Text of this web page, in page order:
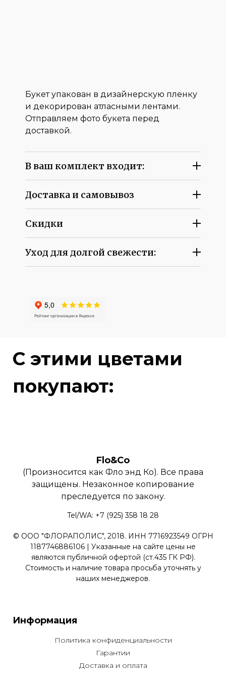
Букет упакован в дизайнерскую пленку
и декорирован атласными лентами.
Отправляем фото букета перед
доставкой.
В ваш комплект входит:
Доставка и самовывоз
Скидки
Уход для долгой свежести:
C этими цветами
покупают:
Flo&Co
(Произносится как Фло энд Ко). Все права
защищены. Незаконное копирование
преследуется по закону.
Tel/WA: +7 (925) 358 18 28
© ООО "ФЛОРАПОЛИС", 2018. ИНН 7716923549 ОГРН
1187746886106 | Указанные на сайте цены не
являются публичной офертой (ст.435 ГК РФ).
Стоимость и наличие товара просьба уточнять у
наших менеджеров.
Информация
Политика конфиденциальности
Гарантии
Доставка и оплата